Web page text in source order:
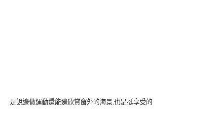
是說邊做運動還能邊欣賞窗外的海景,也是挺享受的